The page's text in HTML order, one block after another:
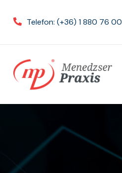
Telefon: (+36) 1 880 76 00